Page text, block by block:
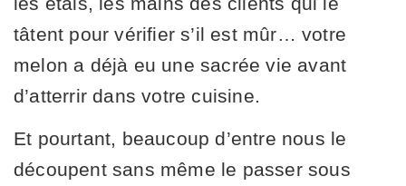
tâtent pour vérifier s’il est mûr… votre
melon a déjà eu une sacrée vie avant
d’atterrir dans votre cuisine.
Et pourtant, beaucoup d’entre nous le
découpent sans même le passer sous